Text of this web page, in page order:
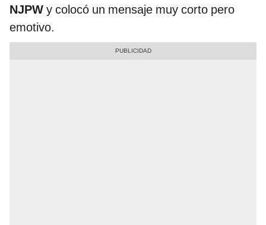
NJPW y colocó un mensaje muy corto pero
emotivo.